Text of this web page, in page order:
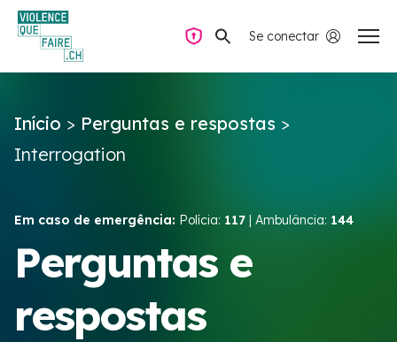
Se conectar
Perguntas e respostas
Violência no casal
Recursos e campanhas
Navegação privada
Início > Perguntas e respostas >
Interrogation
Em caso de emergência: Polícia: 117 | Ambulância: 144
Perguntas e
respostas